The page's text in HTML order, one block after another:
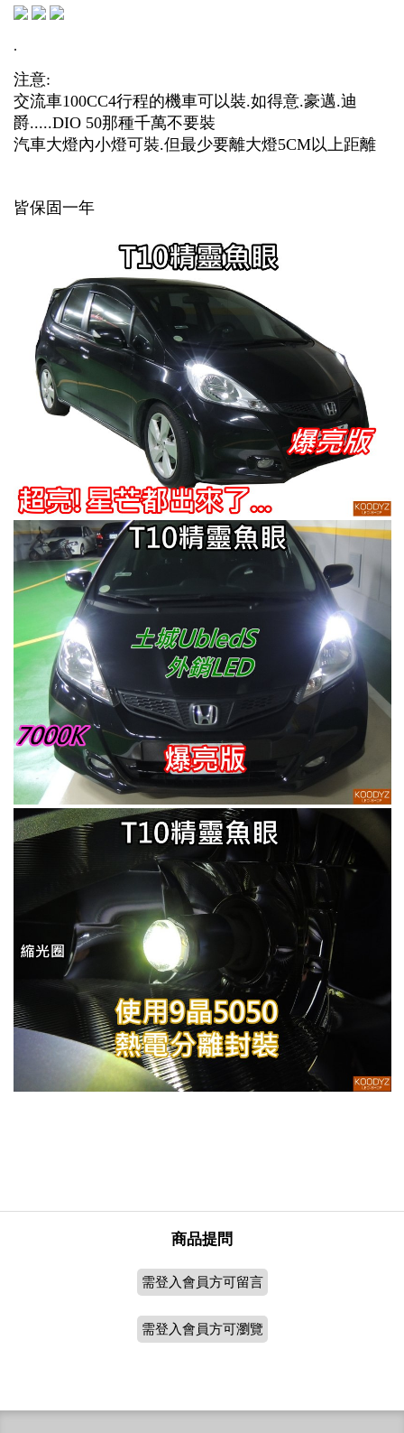
.
注意:
交流車100CC4行程的機車可以裝.如得意.豪邁.迪
爵.....DIO 50那種千萬不要裝
汽車大燈內小燈可裝.但最少要離大燈5CM以上距離
皆保固一年
商品提問
需登入會員方可留言
需登入會員方可瀏覽